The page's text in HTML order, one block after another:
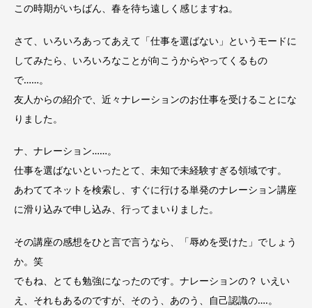
この時期がいちばん、春を待ち遠しく感じますね。
さて、いろいろあってあえて「仕事を選ばない」というモードに
してみたら、いろいろなことが向こうからやってくるもの
で……。
友人からの紹介で、近々ナレーションのお仕事を受けることにな
りました。
ナ、ナレーション……。
仕事を選ばないといったとて、未知で未経験すぎる領域です。
あわててネットを検索し、すぐに行ける単発のナレーション講座
に滑り込みで申し込み、行ってまいりました。
その講座の感想をひと言で言うなら、「辱めを受けた」でしょう
か。笑
でもね、とても勉強になったのです。ナレーションの？ いえい
え、それもあるのですが、そのう、あのう、自己認識の….。